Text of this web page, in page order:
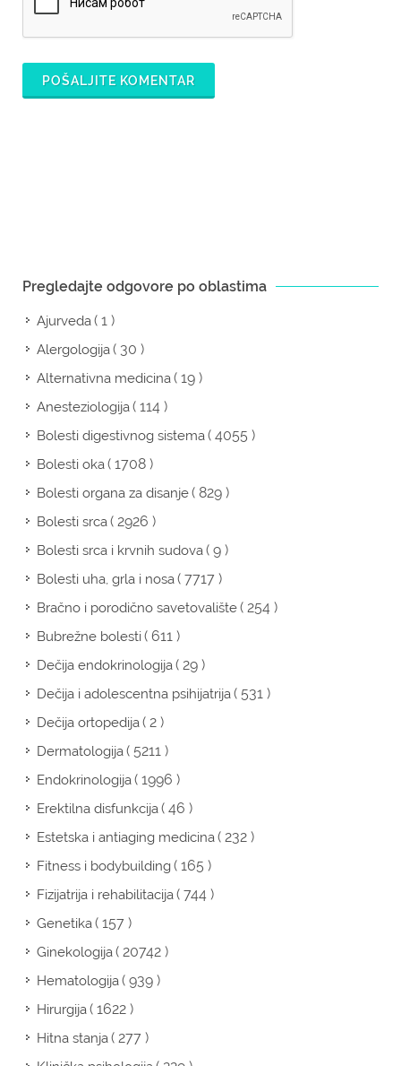
POŠALJITE KOMENTAR
Pregledajte odgovore po oblastima
Ajurveda( 1 )
Alergologija( 30 )
Alternativna medicina( 19 )
Anesteziologija( 114 )
Bolesti digestivnog sistema( 4055 )
Bolesti oka( 1708 )
Bolesti organa za disanje( 829 )
Bolesti srca( 2926 )
Bolesti srca i krvnih sudova( 9 )
Bolesti uha, grla i nosa( 7717 )
Bračno i porodično savetovalište( 254 )
Bubrežne bolesti( 611 )
Dečija endokrinologija( 29 )
Dečija i adolescentna psihijatrija( 531 )
Dečija ortopedija( 2 )
Dermatologija( 5211 )
Endokrinologija( 1996 )
Erektilna disfunkcija( 46 )
Estetska i antiaging medicina( 232 )
Fitness i bodybuilding( 165 )
Fizijatrija i rehabilitacija( 744 )
Genetika( 157 )
Ginekologija( 20742 )
Hematologija( 939 )
Hirurgija( 1622 )
Hitna stanja( 277 )